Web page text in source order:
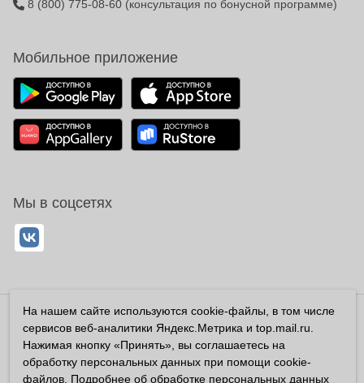
8 (800) 775-08-60 (консультация по бонусной программе)
Мобильное приложение
Мы в соцсетях
Владелец сайта ООО «Суперфарма» ОГРН 1032700302194
Все права защищены ©2026
Информация, размещенная на данном сайте имеет
На нашем сайте используются cookie-файлы, в том числе
сервисов веб-аналитики Яндекс.Метрика и top.mail.ru.
Нажимая кнопку «Принять», вы соглашаетесь на
обработку персональных данных при помощи cookie-
файлов. Подробнее об обработке персональных данных